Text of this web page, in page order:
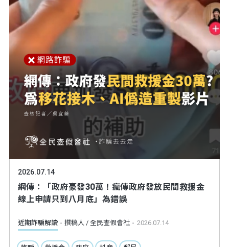
2026.07.14
網傳：「政府豪發30萬！瘋傳政府發放民間救援金
線上申請只到八月底」為錯誤
近期詐騙解讀 撰稿人 / 全民查假會社 2026.07.14